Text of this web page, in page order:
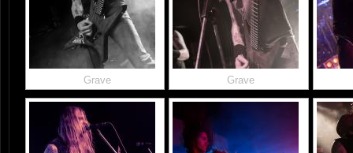
Grave Grave